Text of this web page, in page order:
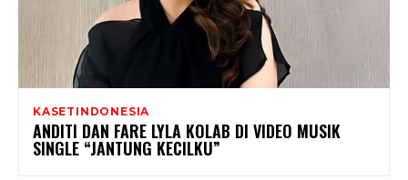
KASETINDONESIA
ANDITI DAN FARE LYLA KOLAB DI VIDEO MUSIK
SINGLE “JANTUNG KECILKU”